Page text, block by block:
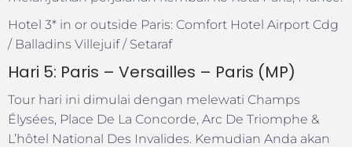
Hotel 3* in or outside Paris: Comfort Hotel Airport Cdg
/ Balladins Villejuif / Setaraf
Hari 5: Paris – Versailles – Paris (MP)
Tour hari ini dimulai dengan melewati Champs
Élysées, Place De La Concorde, Arc De Triomphe &
L’hôtel National Des Invalides. Kemudian Anda akan